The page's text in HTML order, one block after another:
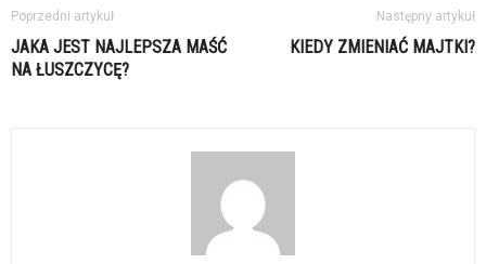
Poprzedni artykuł
JAKA JEST NAJLEPSZA MAŚĆ
NA ŁUSZCZYCĘ?
Następny artykuł
KIEDY ZMIENIAĆ MAJTKI?